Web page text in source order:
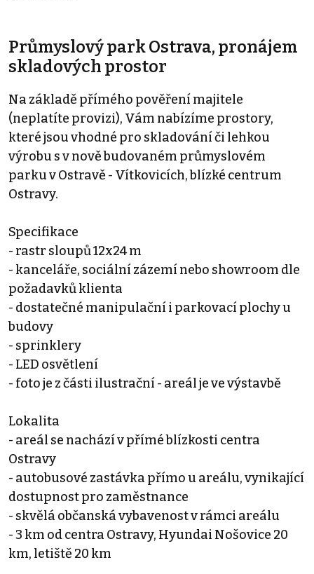
Průmyslový park Ostrava, pronájem
skladových prostor
Na základě přímého pověření majitele
(neplatíte provizi), Vám nabízíme prostory,
které jsou vhodné pro skladování či lehkou
výrobu s v nově budovaném průmyslovém
parku v Ostravě - Vítkovicích, blízké centrum
Ostravy.
Specifikace
- rastr sloupů 12x24 m
- kanceláře, sociální zázemí nebo showroom dle
požadavků klienta
- dostatečné manipulační i parkovací plochy u
budovy
- sprinklery
- LED osvětlení
- foto je z části ilustrační - areál je ve výstavbě
Lokalita
- areál se nachází v přímé blízkosti centra
Ostravy
- autobusové zastávka přímo u areálu, vynikající
dostupnost pro zaměstnance
- skvělá občanská vybavenost v rámci areálu
- 3 km od centra Ostravy, Hyundai Nošovice 20
km, letiště 20 km